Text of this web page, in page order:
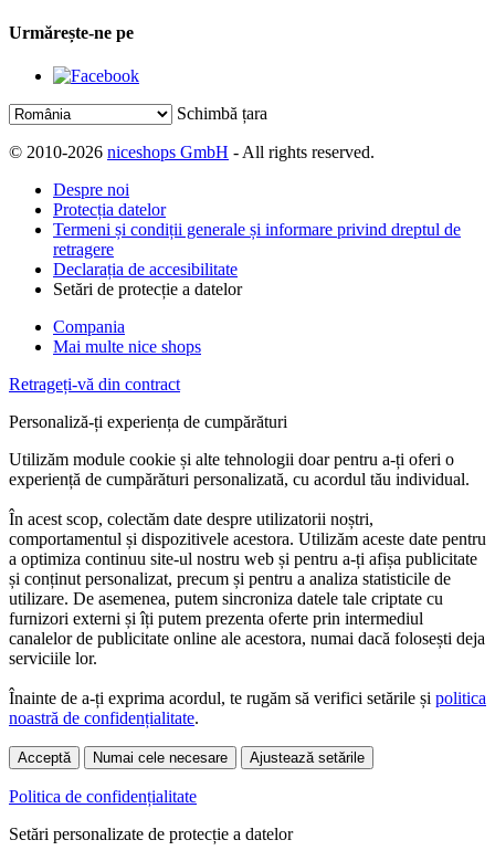
Urmărește-ne pe
Schimbă țara
© 2010-2026 niceshops GmbH - All rights reserved.
Despre noi
Protecția datelor
Termeni și condiții generale și informare privind dreptul de
retragere
Declarația de accesibilitate
Setări de protecție a datelor
Compania
Mai multe nice shops
Retrageți-vă din contract
Personaliză-ți experiența de cumpărături
Utilizăm module cookie și alte tehnologii doar pentru a-ți oferi o
experiență de cumpărături personalizată, cu acordul tău individual.
În acest scop, colectăm date despre utilizatorii noștri,
comportamentul și dispozitivele acestora. Utilizăm aceste date pentru
a optimiza continuu site-ul nostru web și pentru a-ți afișa publicitate
și conținut personalizat, precum și pentru a analiza statisticile de
utilizare. De asemenea, putem sincroniza datele tale criptate cu
furnizori externi și îți putem prezenta oferte prin intermediul
canalelor de publicitate online ale acestora, numai dacă folosești deja
serviciile lor.
Înainte de a-ți exprima acordul, te rugăm să verifici setările și politica
noastră de confidențialitate.
Acceptă Numai cele necesare Ajustează setările
Politica de confidențialitate
Setări personalizate de protecție a datelor